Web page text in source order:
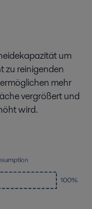
um
zu reinigenden
mehr
vergrößert und
wird.